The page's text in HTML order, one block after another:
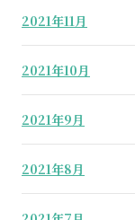
2021年11月
2021年10月
2021年9月
2021年8月